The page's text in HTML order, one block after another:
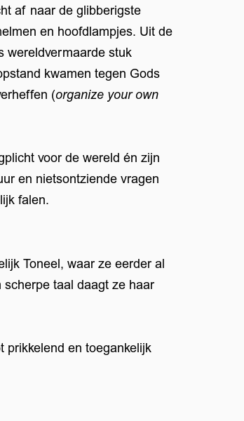
af naar de glibberigste
en hoofdlampjes. Uit de
wereldvermaarde stuk
kwamen tegen Gods
(organize your own
voor de wereld én zijn
en nietsontziende vragen
falen.
Toneel, waar ze eerder al
taal daagt ze haar
prikkelend en toegankelijk